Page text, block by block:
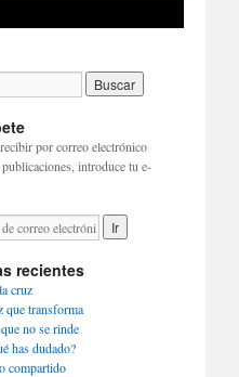
por correo electrónico
introduce tu e-
recientes
cruz
que transforma
no se rinde
has dudado?
compartido